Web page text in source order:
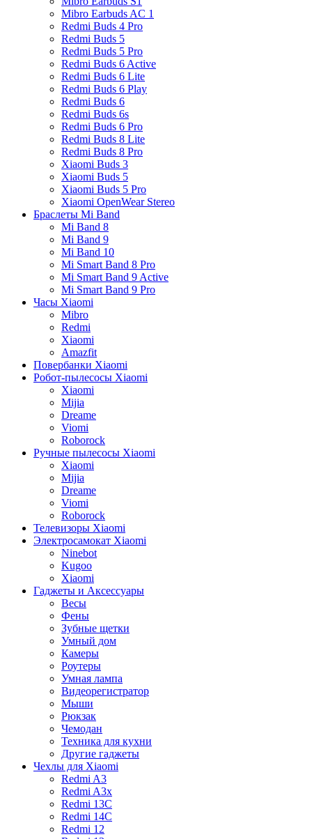
Mibro Earbuds AC 1
Redmi Buds 4 Pro
Redmi Buds 5
Redmi Buds 5 Pro
Redmi Buds 6 Active
Redmi Buds 6 Lite
Redmi Buds 6 Play
Redmi Buds 6
Redmi Buds 6s
Redmi Buds 6 Pro
Redmi Buds 8 Lite
Redmi Buds 8 Pro
Xiaomi Buds 3
Xiaomi Buds 5
Xiaomi Buds 5 Pro
Xiaomi OpenWear Stereo
Браслеты Mi Band
Mi Band 8
Mi Band 9
Mi Band 10
Mi Smart Band 8 Pro
Mi Smart Band 9 Active
Mi Smart Band 9 Pro
Часы Xiaomi
Mibro
Redmi
Xiaomi
Amazfit
Повербанки Xiaomi
Робот-пылесосы Xiaomi
Xiaomi
Mijia
Dreame
Viomi
Roborock
Ручные пылесосы Xiaomi
Xiaomi
Mijia
Dreame
Viomi
Roborock
Телевизоры Xiaomi
Электросамокат Xiaomi
Ninebot
Kugoo
Xiaomi
Гаджеты и Аксессуары
Весы
Фены
Зубные щетки
Умный дом
Камеры
Роутеры
Умная лампа
Видеорегистратор
Мыши
Рюкзак
Чемодан
Техника для кухни
Другие гаджеты
Чехлы для Xiaomi
Redmi A3
Redmi A3x
Redmi 13C
Redmi 14C
Redmi 12